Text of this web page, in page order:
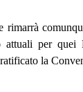
rimarrà
per quei
la